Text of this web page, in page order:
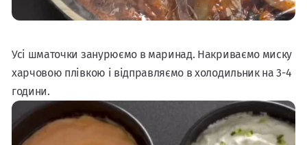
Усі шматочки занурюємо в маринад. Накриваємо миску
харчовою плівкою і відправляємо в холодильник на 3-4
години.